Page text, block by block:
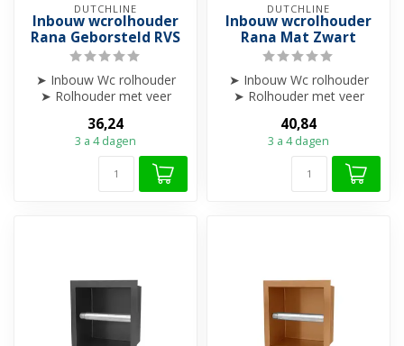
DUTCHLINE
Inbouw wcrolhouder
Rana Geborsteld RVS
➤ Inbouw Wc rolhouder
➤ Rolhouder met veer
➤ Alle...
36,24
3 a 4 dagen
DUTCHLINE
Inbouw wcrolhouder
Rana Mat Zwart
➤ Inbouw Wc rolhouder
➤ Rolhouder met veer
➤ ➤ In...
40,84
3 a 4 dagen